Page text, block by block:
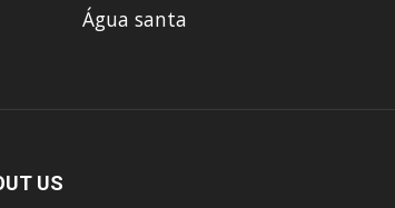
Água santa
US